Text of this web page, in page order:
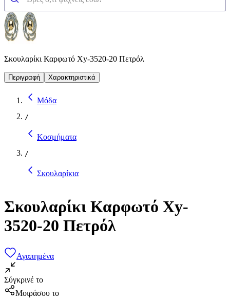
Σκουλαρίκι Καρφωτό Xy-3520-20 Πετρόλ
Περιγραφή Χαρακτηριστικά
Μόδα
/
Κοσμήματα
/
Σκουλαρίκια
Σκουλαρίκι Καρφωτό Xy-
3520-20 Πετρόλ
Αγαπημένα
Σύγκρινέ το
Μοιράσου το